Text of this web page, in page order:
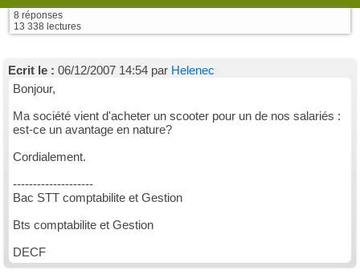
8 réponses
13 338 lectures
Ecrit le : 06/12/2007 14:54 par Helenec
Bonjour,
Ma société vient d'acheter un scooter pour un de nos salariés :
est-ce un avantage en nature?
Cordialement.
--------------------
Bac STT comptabilite et Gestion
Bts comptabilite et Gestion
DECF